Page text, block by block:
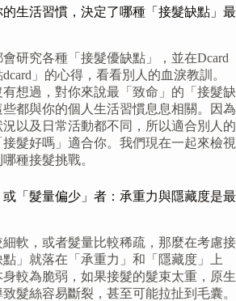
的生活習慣，決定了哪種「接髮缺點」最
研究各種「接髮優缺點」，並在Dcard
」的心得，看看別人的血淚教訓。
想過，對你來說最「致命」的「接髮缺
都與你的個人生活習慣息息相關。因為
以及日常活動都不同，所以適合別人的
髮好嗎」適合你。我們現在一起來檢視
種接髮挑戰。
「髮量偏少」者：承重力與隱藏度是最
軟，或者髮量比較稀疏，那麼在考慮接
」就落在「承重力」和「隱藏度」上
較為脆弱，如果接髮的髮束太重，原生
髮絲容易斷裂，甚至可能拉扯到毛囊。